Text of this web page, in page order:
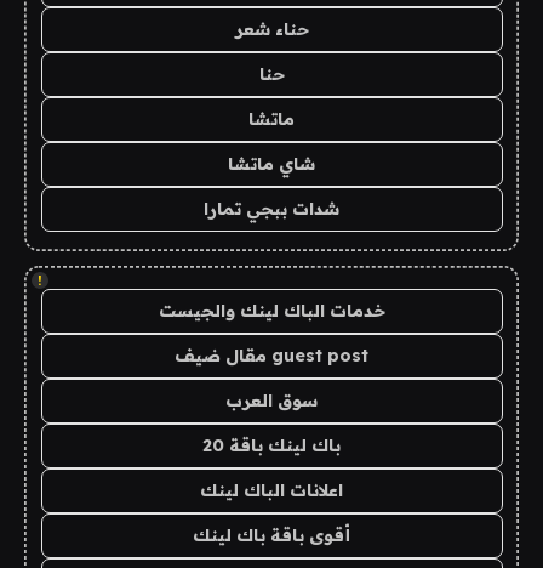
حناء شعر
حنا
ماتشا
شاي ماتشا
شدات ببجي تمارا
!
خدمات الباك لينك والجيست
guest post مقال ضيف
سوق العرب
باك لينك باقة 20
اعلانات الباك لينك
أقوى باقة باك لينك